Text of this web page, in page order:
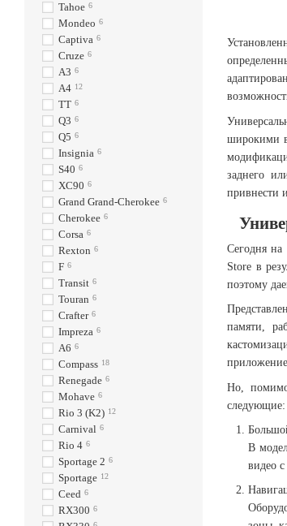
широкими
заднего
привнести
Сегодня на
Store в
поэтому
памяти,
Но, помимо
следующие:
В
видео с
Tahoe 6
Mondeo 6
Captiva 6
Cruze 6
A3 6
A4 12
TT 6
Q3 6
Q5 6
Insignia 6
S40 6
XC90 6
Grand Grand-Cherokee 6
Cherokee 6
Corsa 6
Rexton 6
F 6
Transit 6
Touran 6
Crafter 6
Impreza 6
A6 6
Compass 18
Renegade 6
Mohave 6
Rio 3 (K2) 12
Carnival 6
Rio 4 6
Sportage 2 6
Sportage 12
Ceed 6
RX300 6